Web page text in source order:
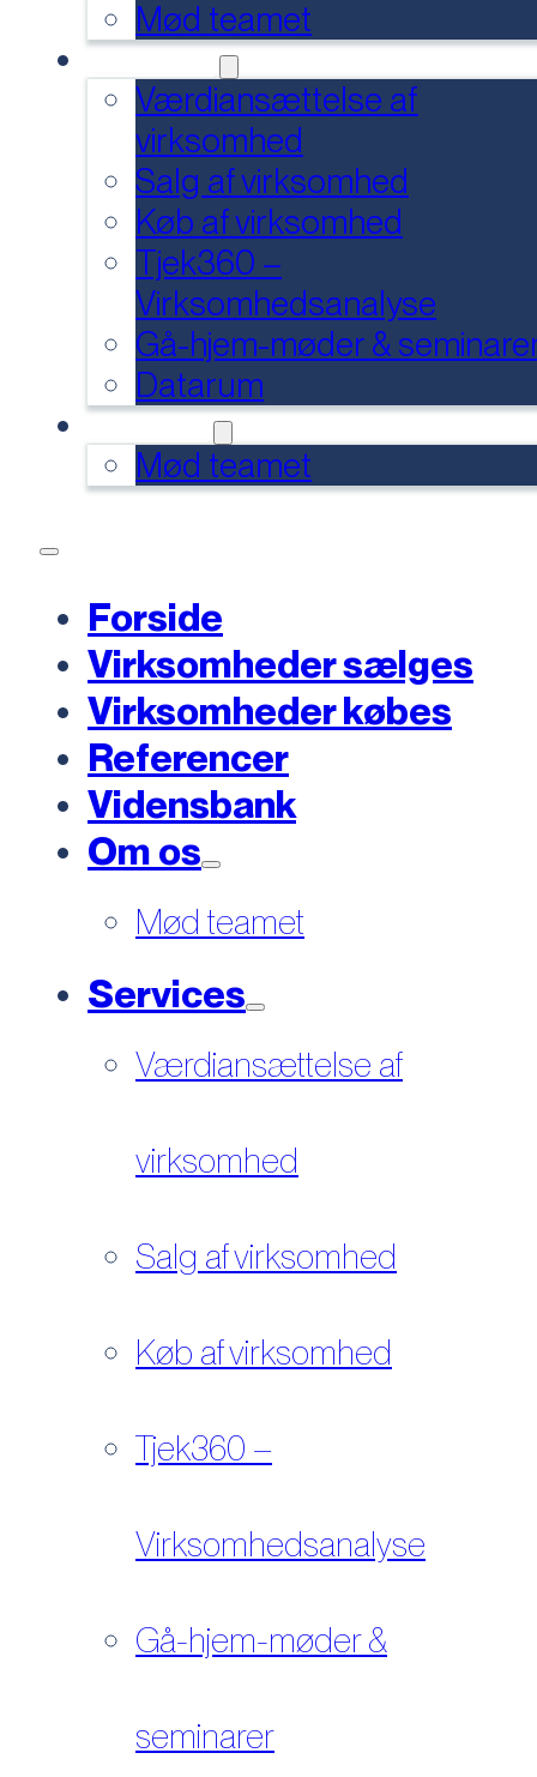
Mød teamet
Værdiansættelse af
virksomhed
Salg af virksomhed
Køb af virksomhed
Tjek360 –
Virksomhedsanalyse
Gå-hjem-møder &
Datarum
Mød teamet
Forside
Virksomheder sælges
Virksomheder købes
Referencer
Vidensbank
Om os
Mød teamet
Services
Værdiansættelse af
virksomhed
Salg af virksomhed
Køb af virksomhed
Tjek360 –
Virksomhedsanalyse
Gå-hjem-møder &
seminarer